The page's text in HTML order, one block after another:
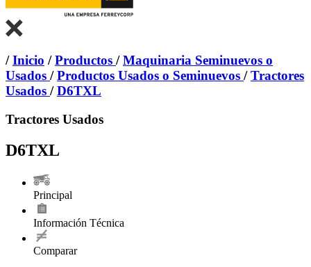
/Inicio /Productos /Maquinaria Seminuevos o
Usados /Productos Usados o Seminuevos /Tractores
Usados /D6TXL
Tractores Usados
D6TXL
Principal
Información Técnica
Comparar